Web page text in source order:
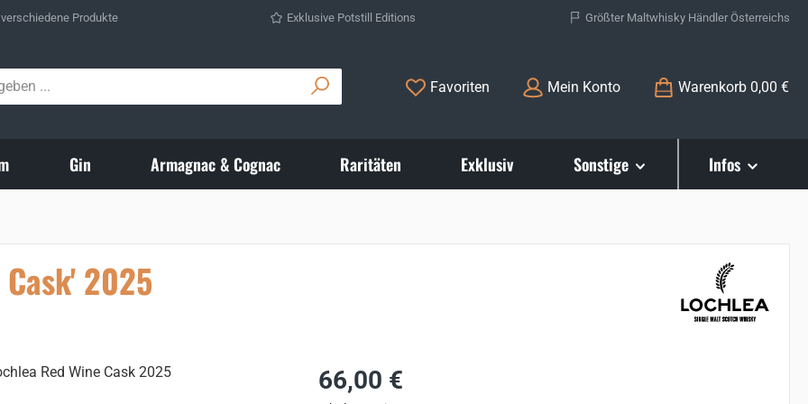
Produkte Exklusive Potstill Editions Größter Maltwhisky Händler Österreichs
Favoriten Du hast 0 Produkte auf dem Merkzettel
Mein Konto Warenkorb 0,00 €
Gin Armagnac & Cognac Raritäten Exklusiv Sonstige Infos
2025
Regulärer Preis:
66,00 €